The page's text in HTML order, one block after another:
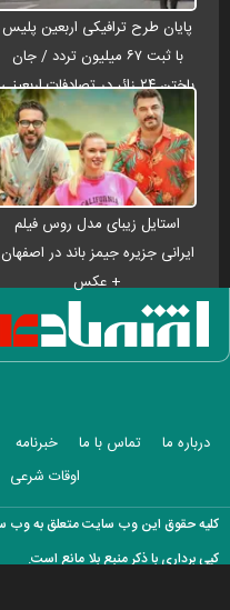
پایان طرح ترافیکی اربعین پلیس
با ثبت ۶۷ میلیون تردد / جان
باختن ۲۴ زائر در تصادفات اربعینی
استایل زیبای مدل روس فیلم
ایرانی جزیره جیمز باند در اصفهان
+ عکس
درباره ما تماس با ما خبرنامه
اوقات شرعی
کپی برداری با ذکر منبع بلا مانع است.